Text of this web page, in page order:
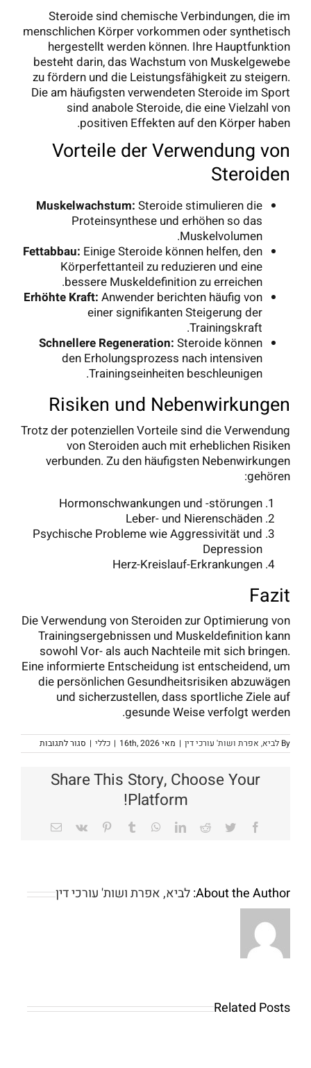
Steroide sind chemische Verbindungen, die im
menschlichen Körper vorkommen oder synthetisch
hergestellt werden können. Ihre Hauptfunktion
besteht darin, das Wachstum von Muskelgewebe
zu fördern und die Leistungsfähigkeit zu steigern.
Die am häufigsten verwendeten Steroide im Sport
sind anabole Steroide, die eine Vielzahl von
positiven Effekten auf den Körper haben.
Vorteile der Verwendung von
Steroiden
Muskelwachstum: Steroide stimulieren die
Proteinsynthese und erhöhen so das
Muskelvolumen.
Fettabbau: Einige Steroide können helfen, den
Körperfettanteil zu reduzieren und eine
bessere Muskeldefinition zu erreichen.
Erhöhte Kraft: Anwender berichten häufig von
einer signifikanten Steigerung der
Trainingskraft.
Schnellere Regeneration: Steroide können
den Erholungsprozess nach intensiven
Trainingseinheiten beschleunigen.
Risiken und Nebenwirkungen
Trotz der potenziellen Vorteile sind die Verwendung
von Steroiden auch mit erheblichen Risiken
verbunden. Zu den häufigsten Nebenwirkungen
gehören:
Hormonschwankungen und -störungen
Leber- und Nierenschäden
Psychische Probleme wie Aggressivität und
Depression
Herz-Kreislauf-Erkrankungen
Fazit
Die Verwendung von Steroiden zur Optimierung von
Trainingsergebnissen und Muskeldefinition kann
sowohl Vor- als auch Nachteile mit sich bringen.
Eine informierte Entscheidung ist entscheidend, um
die persönlichen Gesundheitsrisiken abzuwägen
und sicherzustellen, dass sportliche Ziele auf
gesunde Weise verfolgt werden.
By לביא, אפרת ושות' עורכי דין | מאי 16th, 2026 | כללי | סגור לתגובותעל
Share This Story, Choose Your
Platform!
Facebook
Twitter
Reddit
LinkedIn
WhatsApp
Tumblr
Pinterest
Vk
Email
About the Author: לביא, אפרת ושות' עורכי דין
Related Posts